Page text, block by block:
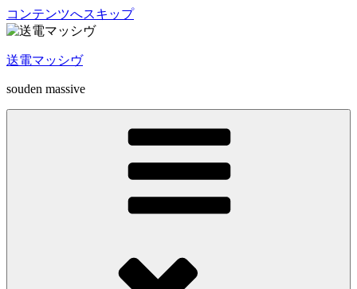
コンテンツへスキップ
送電マッシヴ
souden massive